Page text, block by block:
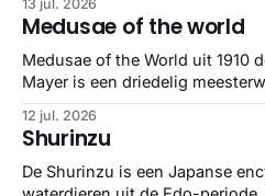
13 jul. 2026
Medusae of the world
Medusae of the World uit 1910
Mayer is een driedelig
gedetailleerd overzicht van
taxonomie. Het boek staat bekend om de combinatie van
strikte wetenschap met
illustraties en
12 jul. 2026
Shurinzu
De Shurinzu is een Japanse